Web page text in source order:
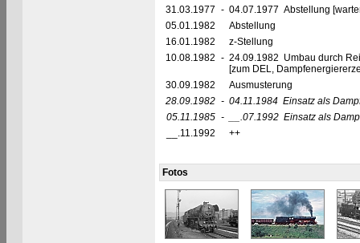
31.03.1977 - 04.07.1977 Abstellung
05.01.1982
Abstellung
16.01.1982
z-Stellung
10.08.1982 - 24.09.1982 Umbau durch
[zum DEL,
30.09.1982
Ausmusterung
28.09.1982 - 04.11.1984 Einsatz als
05.11.1985 - __.07.1992 Einsatz als
__.11.1992
++
Fotos